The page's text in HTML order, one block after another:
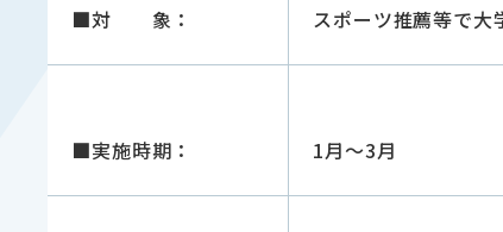
■対 象： スポーツ推薦等で大
■実施時期： 1月～3月